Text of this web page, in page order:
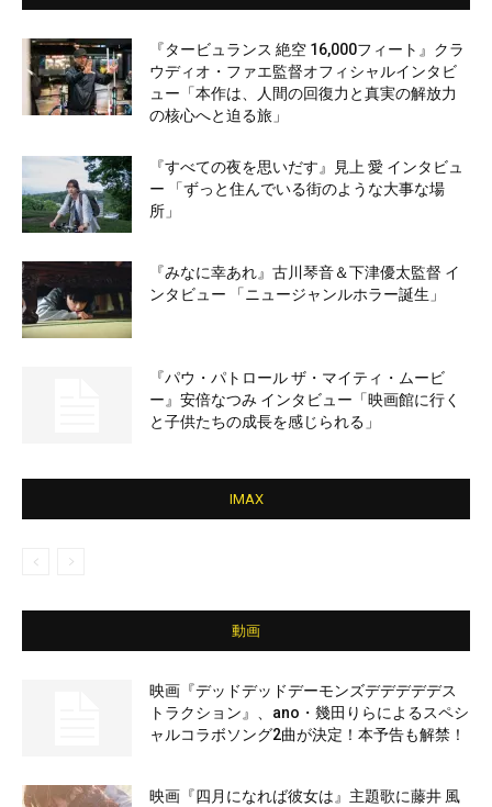
『タービュランス 絶空 16,000フィート』クラ
ウディオ・ファエ監督オフィシャルインタビ
ュー「本作は、人間の回復力と真実の解放力
の核心へと迫る旅」
『すべての夜を思いだす』見上 愛 インタビュ
ー 「ずっと住んでいる街のような大事な場
所」
『みなに幸あれ』古川琴音＆下津優太監督 イ
ンタビュー 「ニュージャンルホラー誕生」
『パウ・パトロール ザ・マイティ・ムービ
ー』安倍なつみ インタビュー「映画館に行く
と子供たちの成長を感じられる」
IMAX
動画
映画『デッドデッドデーモンズデデデデデス
トラクション』、ano・幾田りらによるスペシ
ャルコラボソング2曲が決定！本予告も解禁！
映画『四月になれば彼女は』主題歌に藤井 風